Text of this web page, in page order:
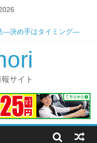
―決め手はタイミング―
ンジンオイル編～
リングの最大のメリット
サイト